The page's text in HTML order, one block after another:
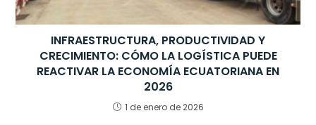
INFRAESTRUCTURA, PRODUCTIVIDAD Y
CRECIMIENTO: CÓMO LA LOGÍSTICA PUEDE
REACTIVAR LA ECONOMÍA ECUATORIANA EN
2026
1 de enero de 2026